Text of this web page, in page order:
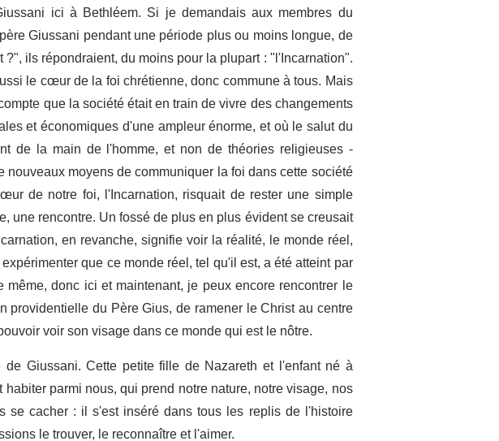
ici à Bethléem. Si je demandais aux membres du
Giussani pendant une période plus ou moins longue, de
ils répondraient, du moins pour la plupart : "l'Incarnation".
le cœur de la foi chrétienne, donc commune à tous. Mais
que la société était en train de vivre des changements
et économiques d'une ampleur énorme, et où le salut du
de la main de l'homme, et non de théories religieuses -
moyens de communiquer la foi dans cette société
de notre foi, l'Incarnation, risquait de rester une simple
rencontre. Un fossé de plus en plus évident se creusait
en revanche, signifie voir la réalité, le monde réel,
que ce monde réel, tel qu'il est, a été atteint par
donc ici et maintenant, je peux encore rencontrer le
du Père Gius, de ramener le Christ au centre
voir son visage dans ce monde qui est le nôtre.
Giussani. Cette petite fille de Nazareth et l'enfant né à
parmi nous, qui prend notre nature, notre visage, nos
cacher : il s'est inséré dans tous les replis de l'histoire
le trouver, le reconnaître et l'aimer.